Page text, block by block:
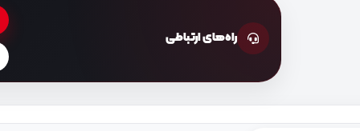
راه‌های ارتباطی